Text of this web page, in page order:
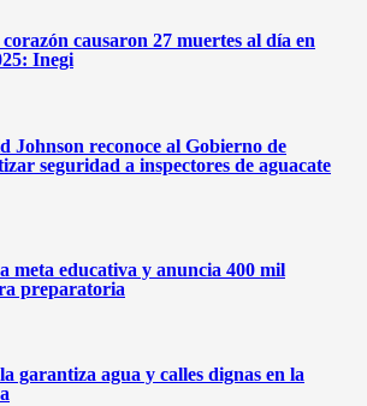
causaron 27 muertes al día en
Inegi
Johnson reconoce al Gobierno de
seguridad a inspectores de aguacate
meta educativa y anuncia 400 mil
preparatoria
garantiza agua y calles dignas en la